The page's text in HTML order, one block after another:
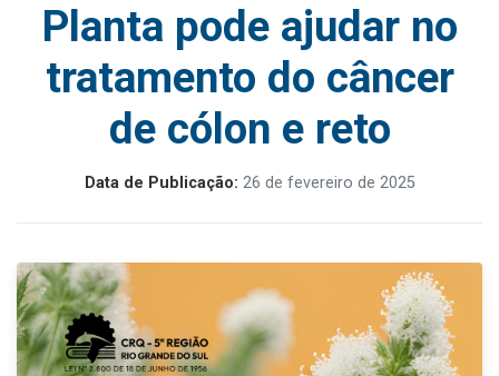
Planta pode ajudar no
tratamento do câncer
de cólon e reto
Data de Publicação: 26 de fevereiro de 2025